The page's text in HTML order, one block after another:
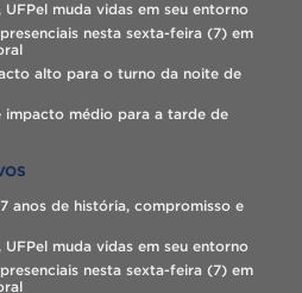
muda vidas em seu entorno
nesta sexta-feira (7) em
alto para o turno da noite de
impacto médio para a tarde de
anos de história, compromisso e
muda vidas em seu entorno
nesta sexta-feira (7) em